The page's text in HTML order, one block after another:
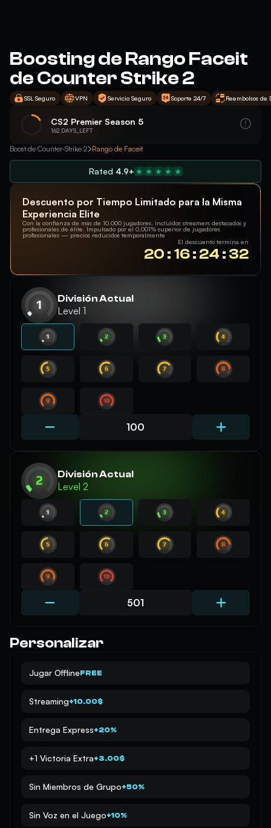
Boosting de Rango Faceit
de Counter Strike 2
SSL Seguro VPN Servicio Seguro Soporte 24/7 Reembolsos de
CS2 Premier Season 5
162 DAYS_LEFT
Boost de Counter-Strike 2 Rango de Faceit
Rated 4.9+
Descuento por Tiempo Limitado para la Misma
Experiencia Elite
Con la confianza de más de 10.000 jugadores, incluidos streamers destacados y
profesionales de élite. Impulsado por el 0,001% superior de jugadores
profesionales — precios reducidos temporalmente
El descuento termina en
20 : 16 : 24 : 31
División Actual
Level 1
División Actual
Level 2
Personalizar
Jugar OfflineFREE
Streaming+10.00$
Entrega Express+20%
+1 Victoria Extra+3.00$
Sin Miembros de Grupo+50%
Sin Voz en el Juego+10%